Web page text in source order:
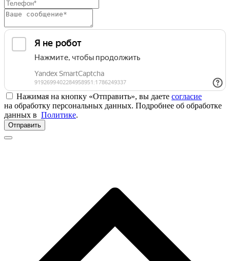
Нажимая на кнопку «Отправить», вы даете согласие
на обработку персональных данных. Подробнее об обработке
данных в Политике.
Отправить